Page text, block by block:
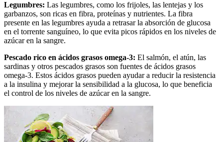
Legumbres: Las legumbres, como los frijoles, las lentejas y los
garbanzos, son ricas en fibra, proteínas y nutrientes. La fibra
presente en las legumbres ayuda a retrasar la absorción de glucosa
en el torrente sanguíneo, lo que evita picos rápidos en los niveles de
azúcar en la sangre.
Pescado rico en ácidos grasos omega-3: El salmón, el atún, las
sardinas y otros pescados grasos son fuentes de ácidos grasos
omega-3. Estos ácidos grasos pueden ayudar a reducir la resistencia
a la insulina y mejorar la sensibilidad a la glucosa, lo que beneficia
el control de los niveles de azúcar en la sangre.